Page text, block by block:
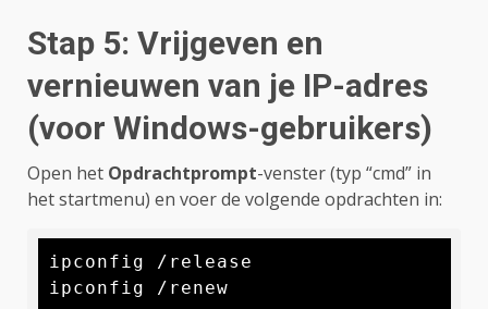
Stap 5: Vrijgeven en
vernieuwen van je IP-adres
(voor Windows-gebruikers)
Open het Opdrachtprompt-venster (typ “cmd” in
het startmenu) en voer de volgende opdrachten in:
ipconfig /release
ipconfig /renew